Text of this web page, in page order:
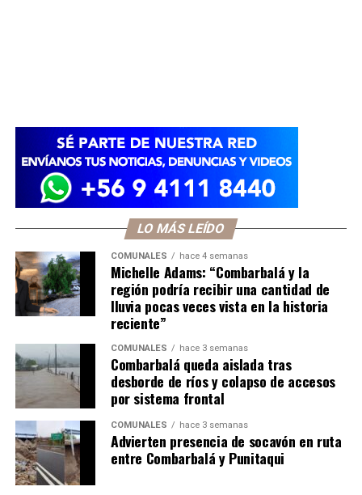
LO MÁS LEÍDO
COMUNALES hace 4 semanas
Michelle Adams: “Combarbalá y la
región podría recibir una cantidad de
lluvia pocas veces vista en la historia
reciente”
COMUNALES hace 3 semanas
Combarbalá queda aislada tras
desborde de ríos y colapso de accesos
por sistema frontal
COMUNALES hace 3 semanas
Advierten presencia de socavón en ruta
entre Combarbalá y Punitaqui